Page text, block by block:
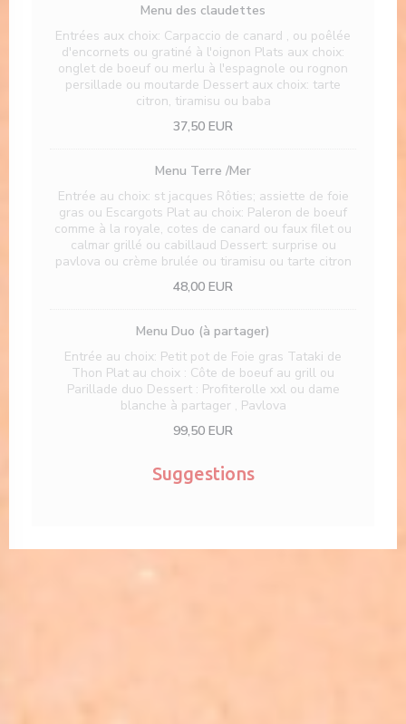
Menu des claudettes
Entrées aux choix: Carpaccio de canard , ou poêlée
d'encornets ou gratiné à l'oignon Plats aux choix:
onglet de boeuf ou merlu à l'espagnole ou rognon
persillade ou moutarde Dessert aux choix: tarte
citron, tiramisu ou baba
37,50 EUR
Menu Terre /Mer
Entrée au choix: st jacques Rôties; assiette de foie
gras ou Escargots Plat au choix: Paleron de boeuf
comme à la royale, cotes de canard ou faux filet ou
calmar grillé ou cabillaud Dessert: surprise ou
pavlova ou crème brulée ou tiramisu ou tarte citron
48,00 EUR
Menu Duo (à partager)
Entrée au choix: Petit pot de Foie gras Tataki de
Thon Plat au choix : Côte de boeuf au grill ou
Parillade duo Dessert : Profiterolle xxl ou dame
blanche à partager , Pavlova
99,50 EUR
Suggestions